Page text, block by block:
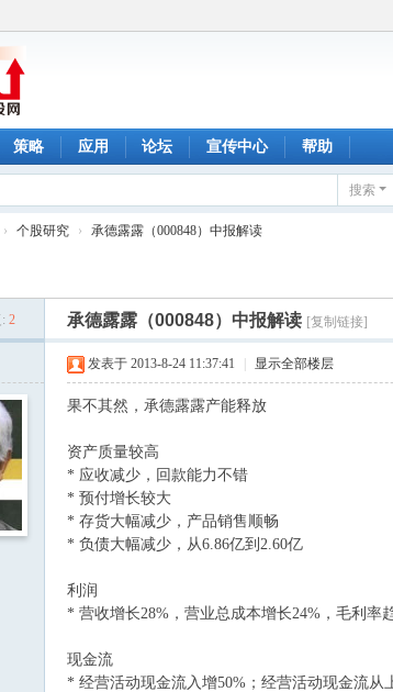
策略 应用 论坛 宣传中心 帮助
搜索
› 个股研究 › 承德露露（000848）中报解读
2 承德露露（000848）中报解读 [复制链接]
发表于 2013-8-24 11:37:41 显示全部楼层
果不其然，承德露露产能释放
资产质量较高
* 应收减少，回款能力不错
* 预付增长较大
* 存货大幅减少，产品销售顺畅
* 负债大幅减少，从6.86亿到2.60亿
利润
* 营收增长28%，营业总成本增长24%，毛利率
现金流
* 经营活动现金流入增50%；经营活动现金流